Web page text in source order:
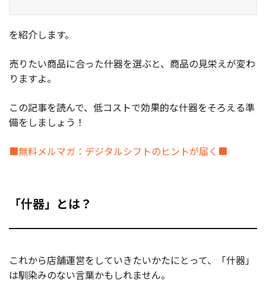
を紹介します。
売りたい商品に合った什器を選ぶと、商品の見栄えが変わ
りますよ。
この記事を読んで、低コストで効果的な什器をそろえる準
備をしましょう！
■無料メルマガ：デジタルシフトのヒントが届く■
「什器」とは？
これから店舗運営をしていきたいかたにとって、「什器」
は馴染みのない言葉かもしれません。